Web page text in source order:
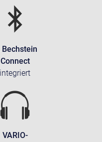
Bechstein
Connect
integriert
VARIO-